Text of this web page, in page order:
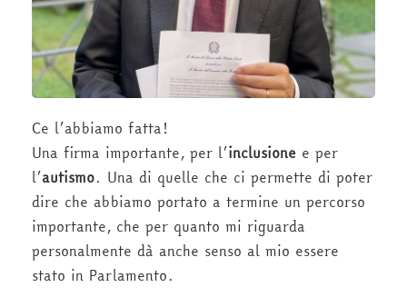
Ce l’abbiamo fatta!
Una firma importante, per l’inclusione e per
l’autismo. Una di quelle che ci permette di poter
dire che abbiamo portato a termine un percorso
importante, che per quanto mi riguarda
personalmente dà anche senso al mio essere
stato in Parlamento.